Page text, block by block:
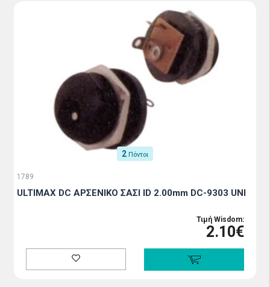
2 Πόντοι
1789
ULTIMAX DC ΑΡΣΕΝΙΚΟ ΣΑΣΙ ID 2.00mm DC-9303 UNI
Τιμή Wisdom:
2.10€